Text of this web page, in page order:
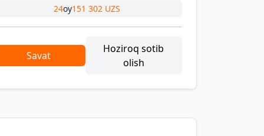
24oy151 302 UZS
Savat
Hoziroq sotib
olish